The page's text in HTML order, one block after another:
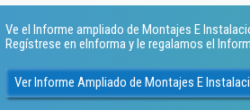
Ve el Informe ampliado de Montajes E
Regístrese en eInforma y le regalamos el
Ver Informe Ampliado de Montajes E